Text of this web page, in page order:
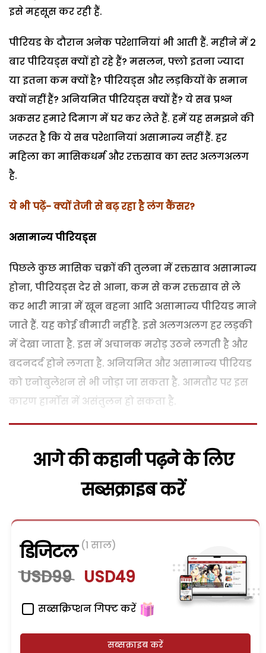
इसे महसूस कर रही हैं.
पीरियड के दौरान अनेक परेशानियां भी आती हैं. महीने में 2
बार पीरियड्स क्यों हो रहे हैं? मसलन, फ्लो इतना ज्यादा
या इतना कम क्यों है? पीरियड्स और लड़कियों के समान
क्यों नहीं हैं? अनियमित पीरियड्स क्यों हैं? ये सब प्रश्न
अकसर हमारे दिमाग में घर कर लेते हैं. हमें यह समझने की
जरूरत है कि ये सब परेशानियां असामान्य नहीं हैं. हर
महिला का मासिकधर्म और रक्तस्राव का स्तर अलगअलग
है.
ये भी पढ़ें- क्यों तेजी से बढ़ रहा है लंग कैंसर?
असामान्य पीरियड्स
पिछले कुछ मासिक चक्रों की तुलना में रक्तस्राव असामान्य
होना, पीरियड्स देर से आना, कम से कम रक्तस्राव से ले
कर भारी मात्रा में खून बहना आदि असामान्य पीरियड माने
जाते हैं. यह कोई बीमारी नहीं है. इसे अलगअलग हर लड़की
में देखा जाता है. इस में अचानक मरोड़ उठने लगती है और
बदनदर्द होने लगता है. अनियमित और असामान्य पीरियड
को एनोबुलेशन से भी जोड़ा जा सकता है. आमतौर पर इस
कारण हार्मोंस में असंतुलन हो सकता है.
आगे की कहानी पढ़ने के लिए
सब्सक्राइब करें
डिजिटल (1 साल)
USD99 USD49
सब्सक्रिप्शन गिफ्ट करें
सब्सक्राइब करें